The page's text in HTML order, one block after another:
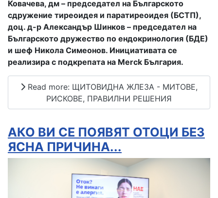
Ковачева, дм – председател на Българското
сдружение тиреоидея и паратиреоидея (БСТП),
доц. д-р Александър Шинков – председател на
Българското дружество по ендокринология (БДЕ)
и шеф Никола Симеонов. Инициативата се
реализира с подкрепата на Merck България.
Read more: ЩИТОВИДНА ЖЛЕЗА - МИТОВЕ,
РИСКОВЕ, ПРАВИЛНИ РЕШЕНИЯ
АКО ВИ СЕ ПОЯВЯТ ОТОЦИ БЕЗ
ЯСНА ПРИЧИНА...